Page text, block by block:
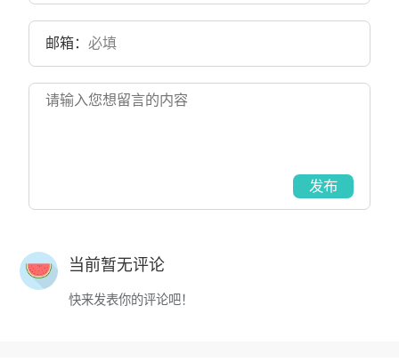
邮箱：
发布
当前暂无评论
快来发表你的评论吧！